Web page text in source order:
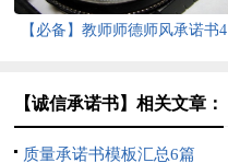
【必备】教师师德师风承诺书4
【诚信承诺书】相关文章：
质量承诺书模板汇总6篇